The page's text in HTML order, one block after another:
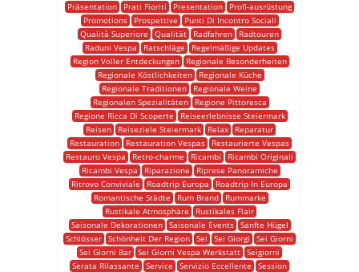
Präsentation
Prati Fioriti Presentation
Profi-ausrüstung
Promotions
Prospettive
Punti Di Incontro Sociali
Qualità Superiore
Qualität Radfahren
Radtouren
Raduni Vespa
Ratschläge
Regelmäßige Updates
Region Voller Entdeckungen
Regionale Besonderheiten
Regionale Köstlichkeiten
Regionale Küche
Regionale Traditionen
Regionale Weine
Regionalen Spezialitäten
Regione Pittoresca
Regione Ricca Di Scoperte
Reiseerlebnisse Steiermark
Reisen
Reiseziele Steiermark Relax
Reparatur
Restauration
Restauration Vespas
Restaurierte Vespas
Restauro Vespa
Retro-charme Ricambi
Ricambi Originali
Ricambi Vespa
Riparazione
Riprese Panoramiche
Ritrovo Conviviale
Roadtrip Europa
Roadtrip In Europa
Romantische Städte
Rum Brand
Rummarke
Rustikale Atmosphäre
Rustikales Flair
Saisonale Dekorationen
Saisonale Events
Sanfte Hügel
Schlösser Schönheit Der Region Sei Sei Giorgi
Sei Giorni
Sei Giorni Bar Sei Giorni Vespa Werkstatt Seigiorni
Serata Rilassante
Service Servizio Eccellente
Session